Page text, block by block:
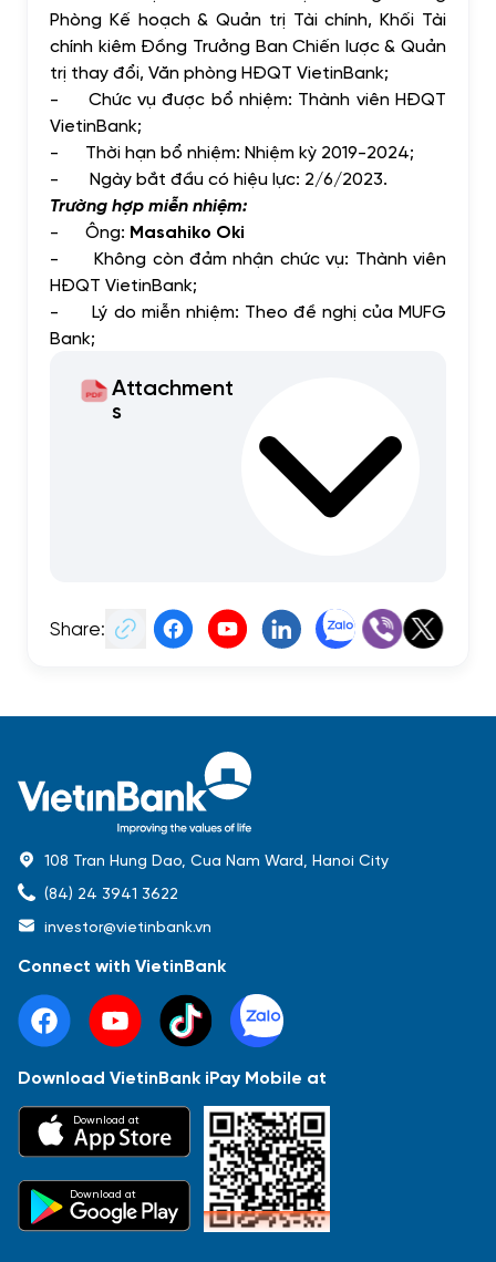
Báo cáo tài chính Thông tin giao dịch
Sự kiện
Phòng Kế hoạch & Quản trị Tài chính, Khối Tài
chính kiêm Đồng Trưởng Ban Chiến lược & Quản
trị thay đổi, Văn phòng HĐQT VietinBank;
-
Chức vụ được bổ nhiệm: Thành viên HĐQT
VietinBank;
-
Thời hạn bổ nhiệm: Nhiệm kỳ 2019-2024;
-
Ngày bắt đầu có hiệu lực: 2/6/2023.
Trường hợp miễn nhiệm:
-
Ông: Masahiko Oki
-
Không còn đảm nhận chức vụ: Thành viên
HĐQT VietinBank;
-
Lý do miễn nhiệm: Theo đề nghị của MUFG
Bank;
Attachment
s
Share:
108 Tran Hung Dao, Cua Nam Ward, Hanoi City
(84) 24 3941 3622
investor@vietinbank.vn
Connect with VietinBank
Download VietinBank iPay Mobile at
Download at
Download at